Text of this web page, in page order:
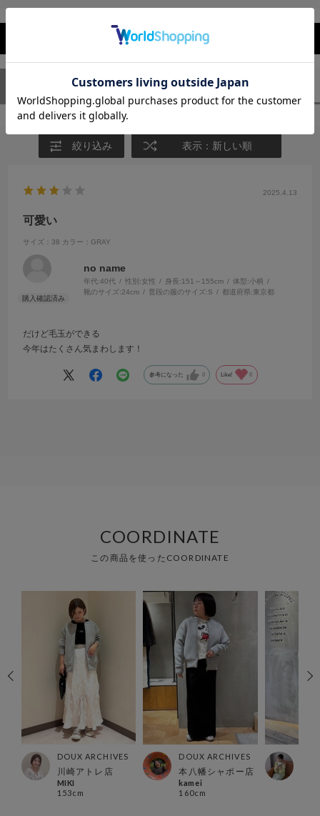
レビューを閉じる
ユーザーレビュー（1） スタッフレビュー
絞り込み 表示：新しい順
2025.4.13
可愛い
サイズ：38 カラー：GRAY
no name
年代:40代 性別:女性 身長:151～155cm 体型:小柄
靴のサイズ:24cm 普段の服のサイズ:S 都道府県:東京都
だけど毛玉ができる
今年はたくさん気まわします！
参考になった 0 Like! 0
COORDINATE
この商品を使ったCOORDINATE
DOUX ARCHIVES
川崎アトレ店
MIKI
153cm
DOUX ARCHIVES
本八幡シャポー店
kamei
160cm